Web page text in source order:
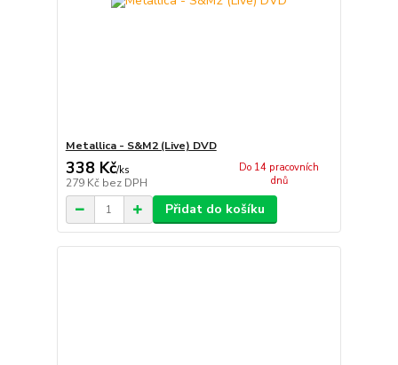
Metallica - S&M2 (Live) DVD
338 Kč/ks
279 Kč bez DPH
Do 14 pracovních
dnů
Přidat do košíku